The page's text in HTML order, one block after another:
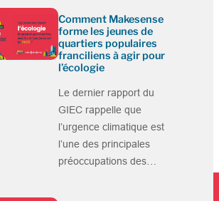
Comment Makesense
forme les jeunes de
quartiers populaires
franciliens à agir pour
l’écologie
Le dernier rapport du
GIEC rappelle que
l’urgence climatique est
l’une des principales
préoccupations des…